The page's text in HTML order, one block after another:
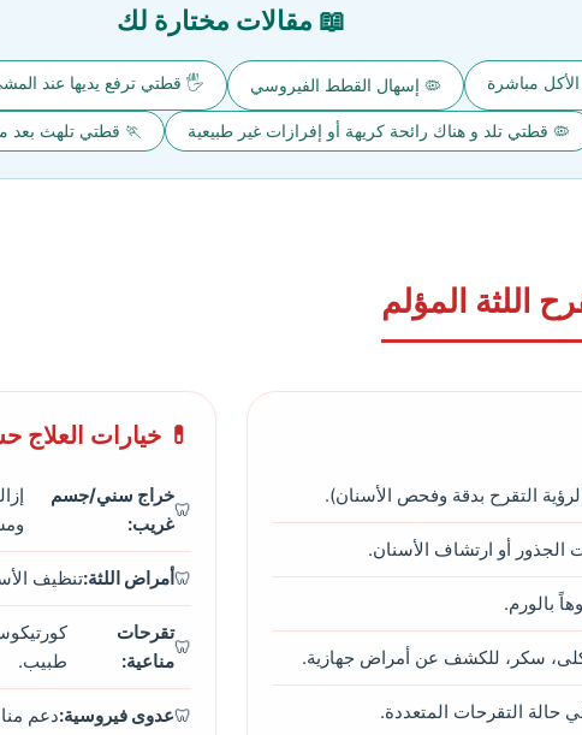
📖 مقالات مختارة لك
مباشرة 🦠 إسهال القطط الفيروسي 🖐️ قطتي ترفع يديها عند
🦠 قطتي تلد و هناك رائحة كريهة أو إفرازات غير طبيعية 🏃 قطتي تلهث بعد
اللثة المؤلم
التقرح بدقة وفحص الأسنان).
أو ارتشاف الأسنان.
بالورم.
سكر، للكشف عن أمراض جهازية.
💊 خيارات
خراج سني/جسم
غريب:
أمراض اللثة:تنظيف
تقرحات
مناعية:
طبيب.
عدوى فيروسية:دعم